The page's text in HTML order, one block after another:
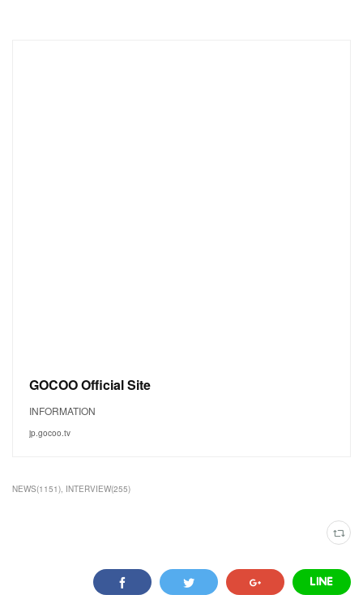
GOCOO Official Site
INFORMATION
jp.gocoo.tv
NEWS(1151) INTERVIEW(255)